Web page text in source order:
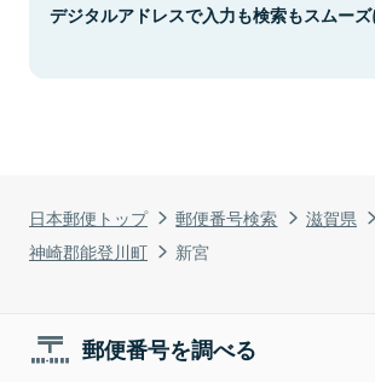
日本郵便トップ 郵便番号検索
滋賀県
神崎郡能登川町
新宮
デジタルアドレスで入力も検索もスムーズ
郵便番号を調べる